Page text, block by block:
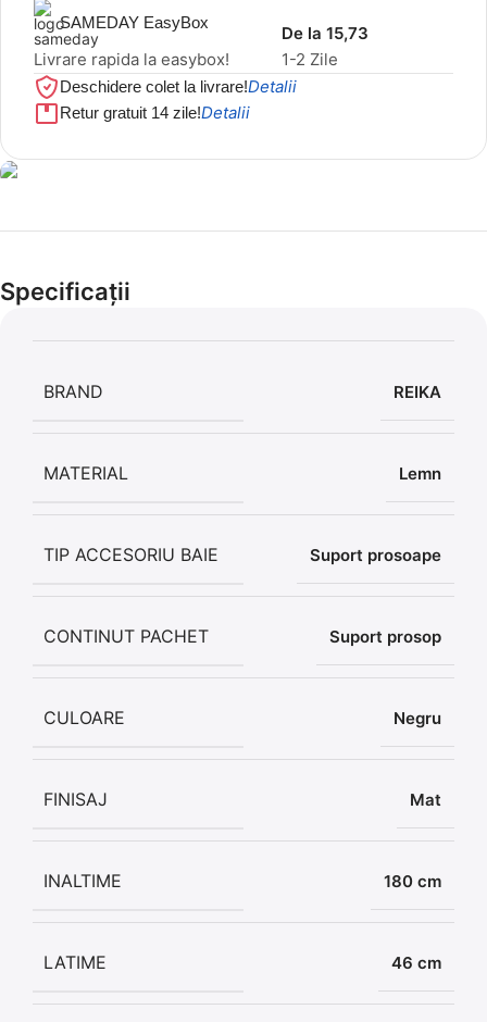
SAMEDAY EasyBox
Livrare rapida la easybox! 1-2 Zile
De la 15,73
Deschidere colet la livrare!Detalii
Retur gratuit 14 zile!Detalii
Cel mai mic preț!
56,86 LEI
Specificații
BRAND REIKA
MATERIAL Lemn
TIP ACCESORIU BAIE Suport prosoape
CONTINUT PACHET Suport prosop
CULOARE Negru
FINISAJ Mat
INALTIME 180 cm
LATIME 46 cm